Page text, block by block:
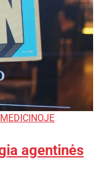
agentinės